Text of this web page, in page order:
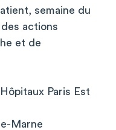
semaine du
actions
et de
Paris Est
Marne